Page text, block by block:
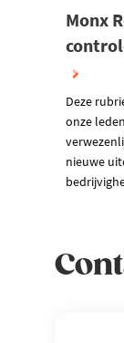
Monx
Deze
onze
nieuwe